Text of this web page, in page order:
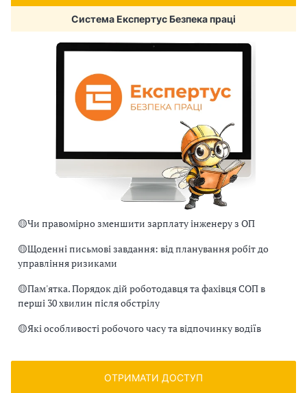
Система Експертус Безпека праці
🟡Чи правомірно зменшити зарплату інженеру з ОП
🟡Щоденні письмові завдання: від планування робіт до
управління ризиками
🟡Пам'ятка. Порядок дій роботодавця та фахівця СОП в
перші 30 хвилин після обстрілу
🟡Які особливості робочого часу та відпочинку водіїв
ОТРИМАТИ ДОСТУП